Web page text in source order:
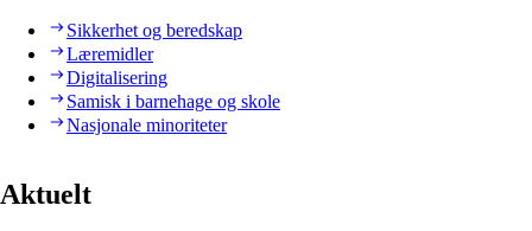
Sikkerhet og beredskap
Læremidler
Digitalisering
Samisk i barnehage og skole
Nasjonale minoriteter
Aktuelt